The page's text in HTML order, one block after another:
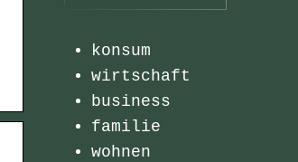
konsum
wirtschaft
business
familie
wohnen